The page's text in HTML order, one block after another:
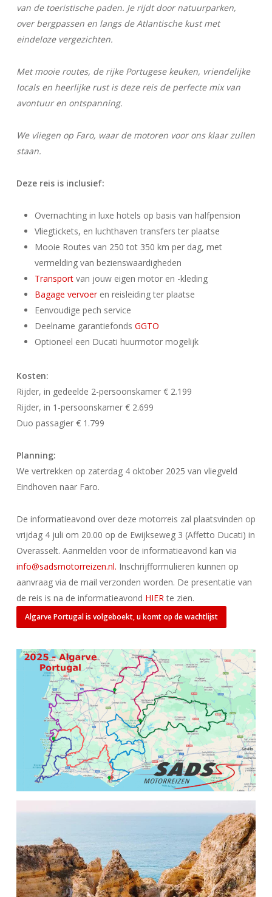
van de toeristische paden. Je rijdt door natuurparken,
over bergpassen en langs de Atlantische kust met
eindeloze vergezichten.
Met mooie routes, de rijke Portugese keuken, vriendelijke
locals en heerlijke rust is deze reis de perfecte mix van
avontuur en ontspanning.
We vliegen op Faro, waar de motoren voor ons klaar zullen
staan.
Deze reis is inclusief:
Overnachting in luxe hotels op basis van halfpension
Vliegtickets, en luchthaven transfers ter plaatse
Mooie Routes van 250 tot 350 km per dag, met
vermelding van bezienswaardigheden
Transportvan jouw eigen motor en -kleding
Bagage vervoeren reisleiding ter plaatse
Eenvoudige pech service
Deelname garantiefonds GGTO
Optioneel een Ducati huurmotor mogelijk
Kosten:
Rijder, in gedeelde 2-persoonskamer € 2.199
Rijder, in 1-persoonskamer € 2.699
Duo passagier € 1.799
Planning:
We vertrekken op zaterdag 4 oktober 2025 van vliegveld
Eindhoven naar Faro.
De informatieavond over deze motorreis zal plaatsvinden op
vrijdag 4 juli om 20.00 op de Ewijkseweg 3 (Affetto Ducati) in
Overasselt. Aanmelden voor de informatieavond kan via
info@sadsmotorreizen.nl. Inschrijfformulieren kunnen op
aanvraag via de mail verzonden worden. De presentatie van
de reis is na de informatieavond HIERte zien.
Algarve Portugal is volgeboekt, u komt op de wachtlijst